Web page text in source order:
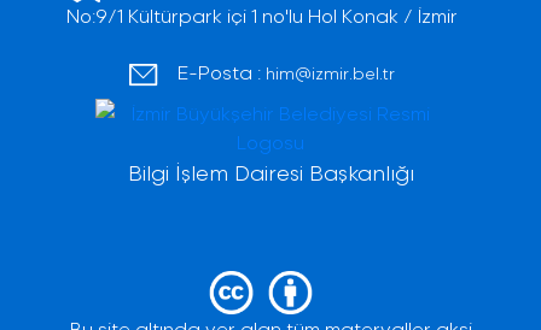
No:9/1 Kültürpark içi 1 no'lu Hol Konak / İzmir
E-Posta : him@izmir.bel.tr
Bilgi İşlem Dairesi Başkanlığı